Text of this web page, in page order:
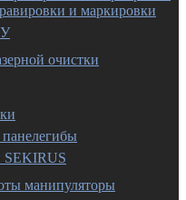
и маркировки
очистки
SEKIRUS
манипуляторы